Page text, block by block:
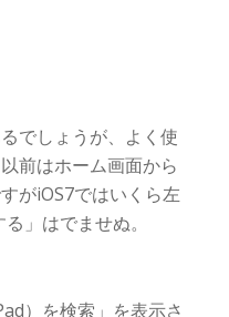
でしょうが、よく使
前はホーム画面から
がiOS7ではいくら左
」はでませぬ。
）を検索」を表示さ